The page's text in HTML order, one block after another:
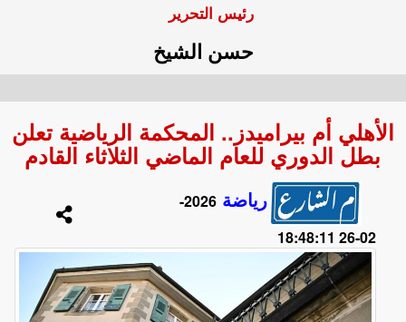
رئيس التحرير
حسن الشيخ
الأهلي أم بيراميدز.. المحكمة الرياضية تعلن
بطل الدوري للعام الماضي الثلاثاء القادم
رياضة
2026-
02-26 18:48:11